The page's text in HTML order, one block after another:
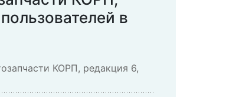
в
КОРП, редакция 6,